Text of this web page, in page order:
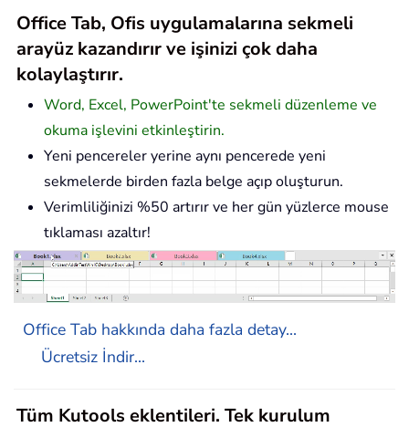
Office Tab, Ofis uygulamalarına sekmeli
arayüz kazandırır ve işinizi çok daha
kolaylaştırır.
Word, Excel, PowerPoint'te sekmeli düzenleme ve
okuma işlevini etkinleştirin.
Yeni pencereler yerine aynı pencerede yeni
sekmelerde birden fazla belge açıp oluşturun.
Verimliliğinizi %50 artırır ve her gün yüzlerce mouse
tıklaması azaltır!
Office Tab hakkında daha fazla detay...
Ücretsiz İndir...
Tüm Kutools eklentileri. Tek kurulum